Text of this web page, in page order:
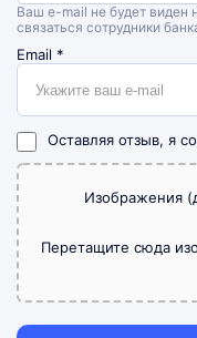
Ваш e-mail не будет виден
связаться сотрудники
Email *
Оставляя отзыв, я
Изображения
Перетащите сюда